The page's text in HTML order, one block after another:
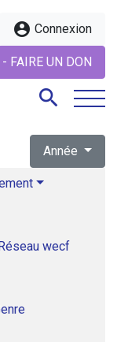
account_circle Connexion
FAIRE UN DON
search
Année
wecf